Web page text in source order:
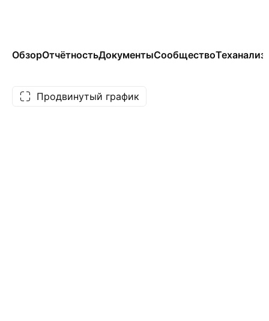
ОбзорОтчётностьДокументыСообществоТеханализ
Продвинутый график